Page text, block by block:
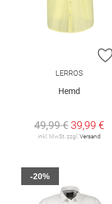
LERROS
Hemd
49,99 € 39,99 €
inkl. MwSt. zzgl. Versand
-20%